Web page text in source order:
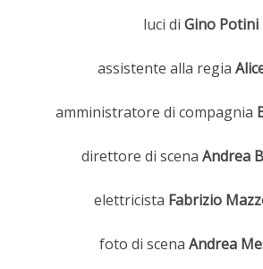
luci di Gino Potini
assistente alla regia
amministratore di compagnia
direttore di scena Andrea
elettricista Fabrizio
foto di scena Andrea